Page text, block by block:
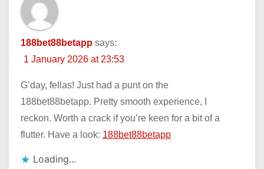
188bet88betapp says:
1 January 2026 at 23:53
G’day, fellas! Just had a punt on the
188bet88betapp. Pretty smooth experience, I
reckon. Worth a crack if you’re keen for a bit of a
flutter. Have a look: 188bet88betapp
Loading...